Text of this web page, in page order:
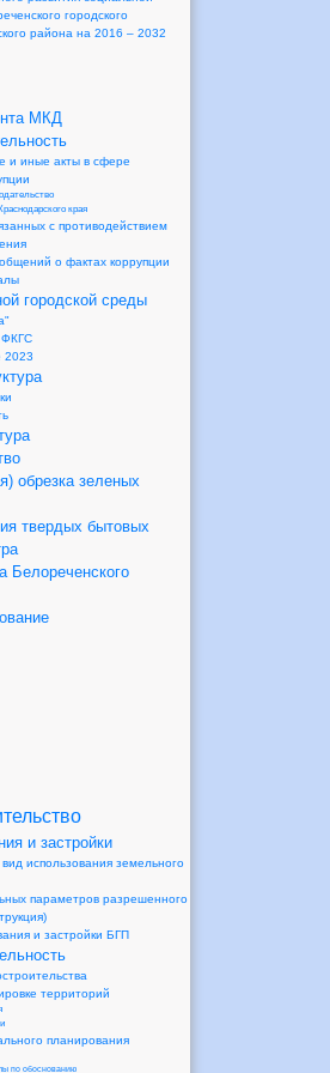
городского
района на 2016 – 2032
МКД
и иные акты в сфере
края
с противодействием
о фактах коррупции
городской среды
ФКГС
2023
обрезка зеленых
твердых бытовых
Белореченского
и застройки
использования земельного
параметров разрешенного
и застройки БГП
территорий
планирования
по обоснованию